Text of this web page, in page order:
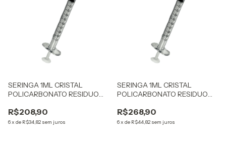
SERINGA 1ML CRISTAL
POLICARBONATO RESIDUO
R$208,90
6x de R$34,82 sem juros
SERINGA 1ML CRISTAL
POLICARBONATO RESIDUO
R$268,90
6x de R$44,82 sem juros